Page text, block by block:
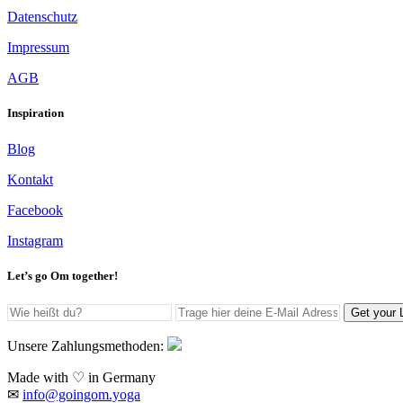
Datenschutz
Impressum
AGB
Inspiration
Blog
Kontakt
Facebook
Instagram
Let’s go Om together!
Get your
Unsere Zahlungsmethoden:
Made with ♡ in Germany
✉ info@goingom.yoga